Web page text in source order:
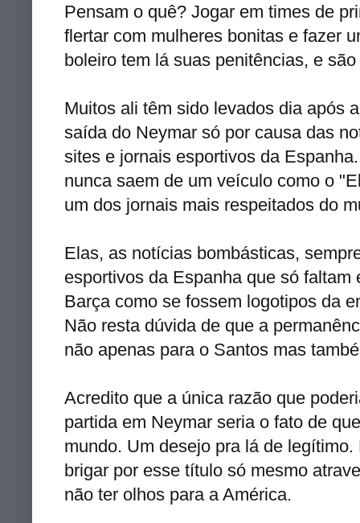
Pensam o quê? Jogar em times de
flertar com mulheres bonitas e fazer
boleiro tem lá suas penitências, e
Muitos ali têm sido levados dia após
saída do Neymar só por causa das
sites e jornais esportivos da
nunca saem de um veículo como o
um dos jornais mais respeitados do
Elas, as notícias bombásticas,
esportivos da Espanha que só
Barça como se fossem logotipos da
Não resta dúvida de que a
não apenas para o Santos mas
Acredito que a única razão que
partida em Neymar seria o fato de
mundo. Um desejo pra lá de
brigar por esse título só mesmo
não ter olhos para a América.